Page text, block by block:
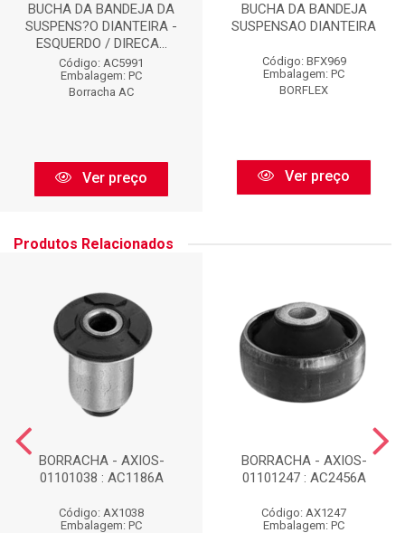
BUCHA DA BANDEJA DA
SUSPENS?O DIANTEIRA -
ESQUERDO / DIRECA...
Código: AC5991
Embalagem: PC
Borracha AC
Ver preço
BUCHA DA BANDEJA
SUSPENSAO DIANTEIRA
Código: BFX969
Embalagem: PC
BORFLEX
Ver preço
Produtos Relacionados
BORRACHA - AXIOS-
01101038 : AC1186A
Código: AX1038
Embalagem: PC
BORRACHA - AXIOS-
01101247 : AC2456A
Código: AX1247
Embalagem: PC